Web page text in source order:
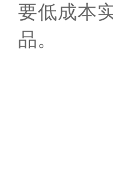
要低成本
品。